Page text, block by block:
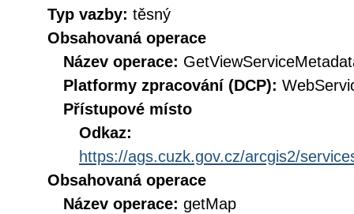
Typ vazby: těsný
Obsahovaná operace
Název operace:
Platformy zpracování (DCP):
Přístupové místo
Odkaz:
https://ags.cuzk.gov.cz/arcgis2/
Obsahovaná operace
Název operace: getMap